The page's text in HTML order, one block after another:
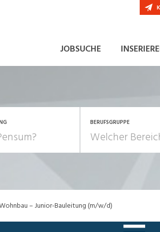
JOBSUCHE
BERUFSGRUPPE
Einkauf, Logistik, Transport,
Verkehr
– Junior-Bauleitung (m/w/d)